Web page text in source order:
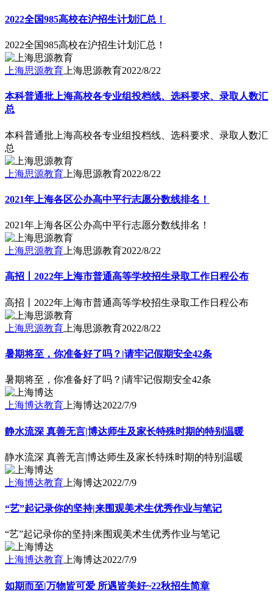
2022全国985高校在沪招生计划汇总！
2022全国985高校在沪招生计划汇总！
上海思源教育 上海思源教育2022/8/22
本科普通批上海高校各专业组投档线、选科要求、录取人数汇
总
本科普通批上海高校各专业组投档线、选科要求、录取人数汇
总
上海思源教育 上海思源教育2022/8/22
2021年上海各区公办高中平行志愿分数线排名！
2021年上海各区公办高中平行志愿分数线排名！
上海思源教育 上海思源教育2022/8/22
高招丨2022年上海市普通高等学校招生录取工作日程公布
高招丨2022年上海市普通高等学校招生录取工作日程公布
上海思源教育 上海思源教育2022/8/22
暑期将至，你准备好了吗？|请牢记假期安全42条
暑期将至，你准备好了吗？|请牢记假期安全42条
上海博达教育 上海博达2022/7/9
静水流深 真善无言|博达师生及家长特殊时期的特别温暖
静水流深 真善无言|博达师生及家长特殊时期的特别温暖
上海博达教育 上海博达2022/7/9
“艺”起记录你的坚持|来围观美术生优秀作业与笔记
“艺”起记录你的坚持|来围观美术生优秀作业与笔记
上海博达教育 上海博达2022/7/9
如期而至|万物皆可爱 所遇皆美好~22秋招生简章